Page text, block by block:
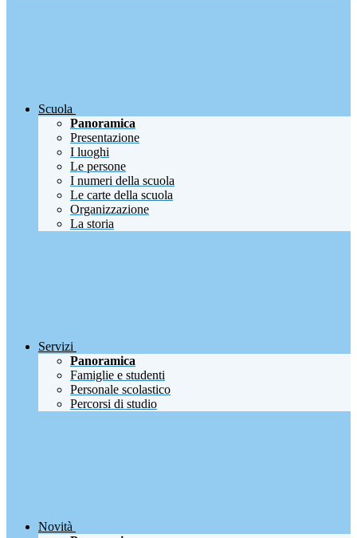
Scuola
Panoramica
Presentazione
I luoghi
Le persone
I numeri della scuola
Le carte della scuola
Organizzazione
La storia
Servizi
Panoramica
Famiglie e studenti
Personale scolastico
Percorsi di studio
Novità